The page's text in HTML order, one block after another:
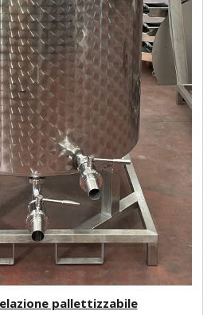
pallettizzabile